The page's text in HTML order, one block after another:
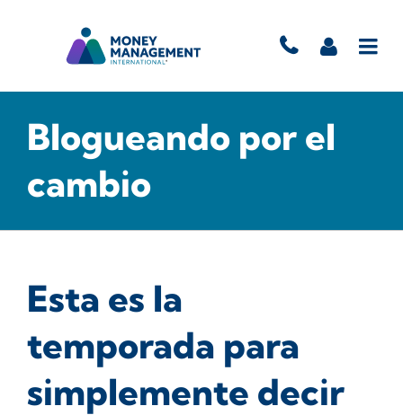
Blogueando por el
cambio
Esta es la
temporada para
simplemente decir